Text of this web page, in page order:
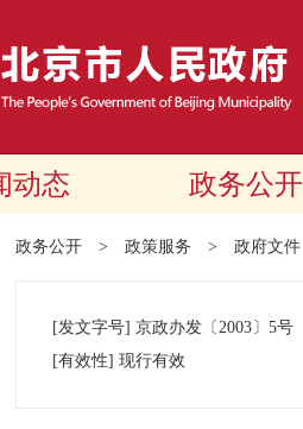
动态 政务公开
政务公开 > 政策服务 > 政府文件
[发文字号] 京政办发 〔2003〕 5号
[有效性] 现行有效